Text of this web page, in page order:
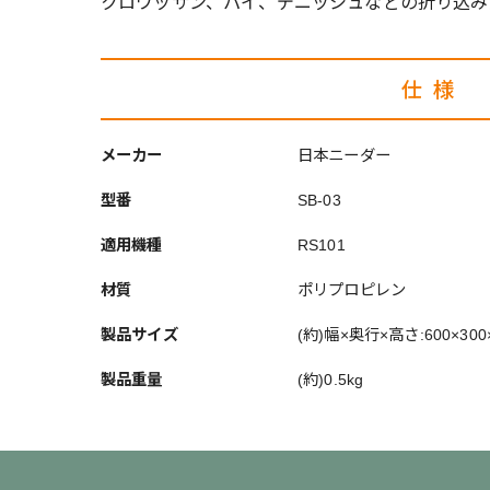
仕様
メーカー 日本ニーダー
型番 SB-03
適用機種 RS101
材質 ポリプロピレン
製品サイズ (約)幅×奥行×高さ
製品重量 (約)0.5kg